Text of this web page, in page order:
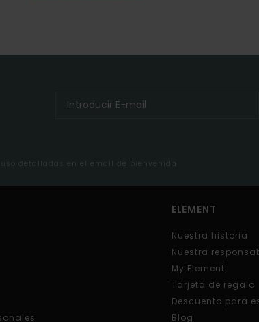
detalladas en el email de bienvenida
ELEMENT
Nuestra historia
Nuestra
My Element
Tarjeta de regalo
Descuento para
Blog